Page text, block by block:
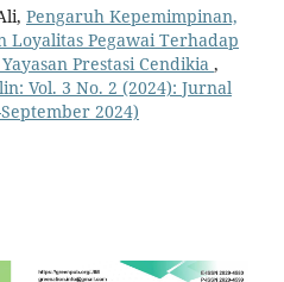
Pengaruh Kepemimpinan,
Loyalitas Pegawai Terhadap
Prestasi Cendikia ,
Vol. 3 No. 2 (2024): Jurnal
2024)